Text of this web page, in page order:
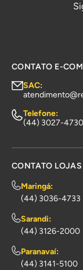
CONTATO E-
SAC:
Telefone:
(44) 3027-4730
CONTATO
Maringá:
(44) 3036-4733
Sarandi:
(44) 3126-2000
Paranavaí:
(44) 3141-5100